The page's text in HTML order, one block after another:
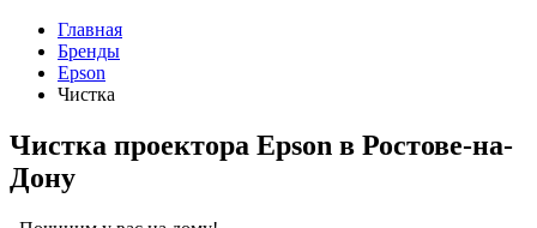
Главная
Бренды
Epson
Чистка
Чистка проектора Epson в Ростове-на-
Дону